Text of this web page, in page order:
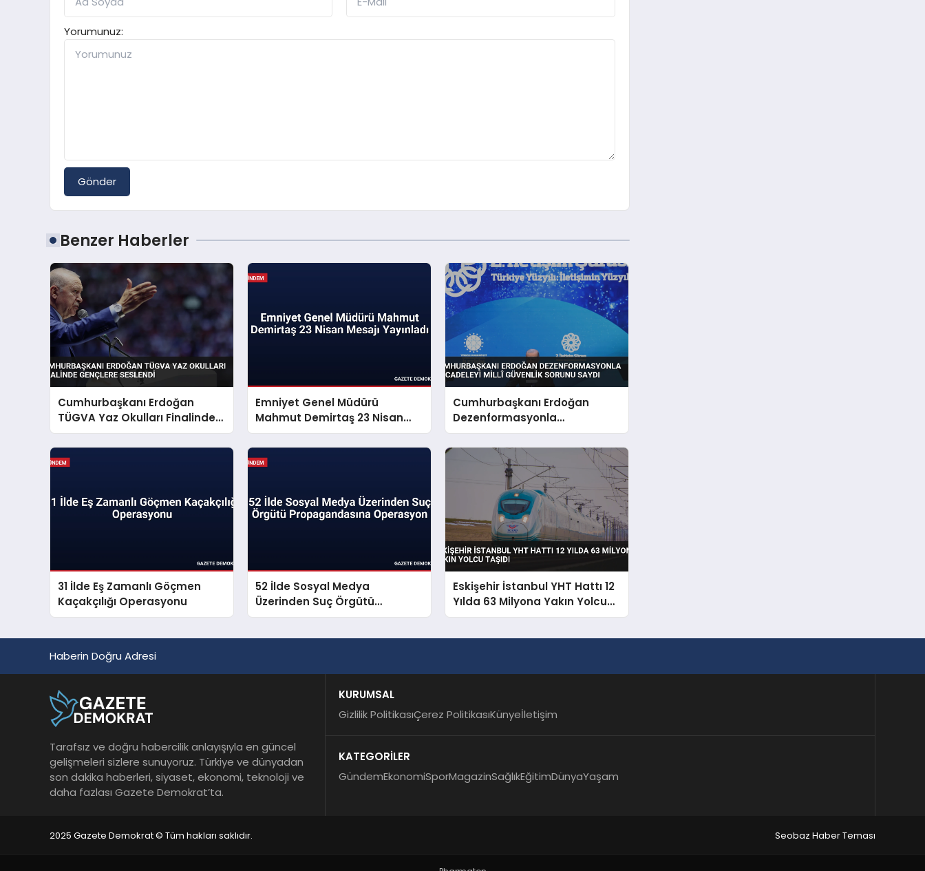
Yorumunuz:
Gönder
Benzer Haberler
Cumhurbaşkanı Erdoğan
TÜGVA Yaz Okulları Finalinde
Gençlere Seslendi
Emniyet Genel Müdürü
Mahmut Demirtaş 23 Nisan
Mesajı Yayınladı
Cumhurbaşkanı Erdoğan
Dezenformasyonla
Mücadeleyi Millî Güvenlik
Sorunu Saydı
31 İlde Eş Zamanlı Göçmen
Kaçakçılığı Operasyonu
52 İlde Sosyal Medya
Üzerinden Suç Örgütü
Propagandasına Operasyon
Eskişehir İstanbul YHT Hattı 12
Yılda 63 Milyona Yakın Yolcu
Taşıdı
Haberin Doğru Adresi
Tarafsız ve doğru habercilik anlayışıyla en güncel
gelişmeleri sizlere sunuyoruz. Türkiye ve dünyadan
son dakika haberleri, siyaset, ekonomi, teknoloji ve
daha fazlası Gazete Demokrat’ta.
KURUMSAL
Gizlilik PolitikasıÇerez PolitikasıKünyeİletişim
KATEGORİLER
GündemEkonomiSporMagazinSağlıkEğitimDünyaYaşam
2025 Gazete Demokrat © Tüm hakları saklıdır. Seobaz Haber Teması